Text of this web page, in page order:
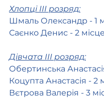
Хлопці ІІІ розряд:
Шмаль Олександр - 1
Саєнко Денис - 2 місце
Дівчата ІІІ розряд:
Обертинська
Коцупта Анастасія - 2
Вєтрова Валерія - 3